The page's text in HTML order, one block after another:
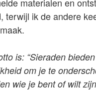
terwijl ik de andere
is: “Sieraden
om je te
wie je bent of wilt